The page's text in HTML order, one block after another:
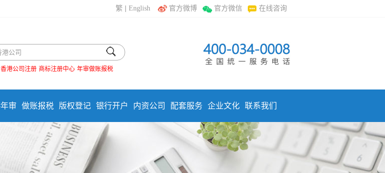
繁 |English 官方微博 官方微信 在线咨询
香港公司注册 商标注册中心 年审做账报税
审 做账报税 版权登记 银行开户 内资公司 配套服务 企业文化 联系我们